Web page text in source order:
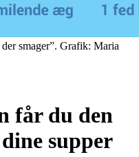
smager”. Grafik: Maria
får du den
supper